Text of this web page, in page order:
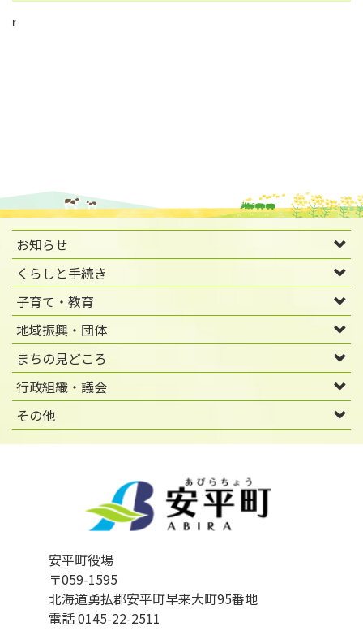
r
お知らせ
くらしと手続き
子育て・教育
地域振興・団体
まちの見どころ
行政組織・議会
その他
安平町役場
〒059-1595
北海道勇払郡安平町早来大町95番地
電話 0145-22-2511